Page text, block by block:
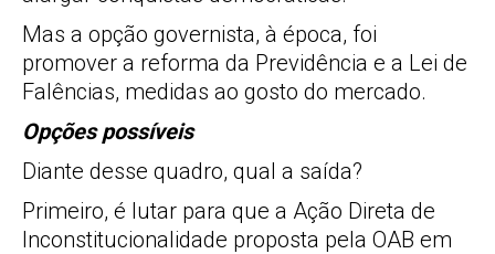
Mas a opção governista, à época, foi
promover a reforma da Previdência e a Lei de
Falências, medidas ao gosto do mercado.
Opções possíveis
Diante desse quadro, qual a saída?
Primeiro, é lutar para que a Ação Direta de
Inconstitucionalidade proposta pela OAB em